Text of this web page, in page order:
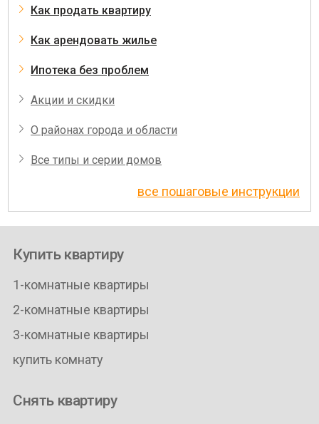
Как продать квартиру
Как арендовать жилье
Ипотека без проблем
Акции и скидки
О районах города и области
Все типы и серии домов
все пошаговые инструкции
Купить квартиру
1-комнатные квартиры
2-комнатные квартиры
3-комнатные квартиры
купить комнату
Снять квартиру